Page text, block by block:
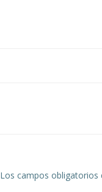
Los campos obligatorios